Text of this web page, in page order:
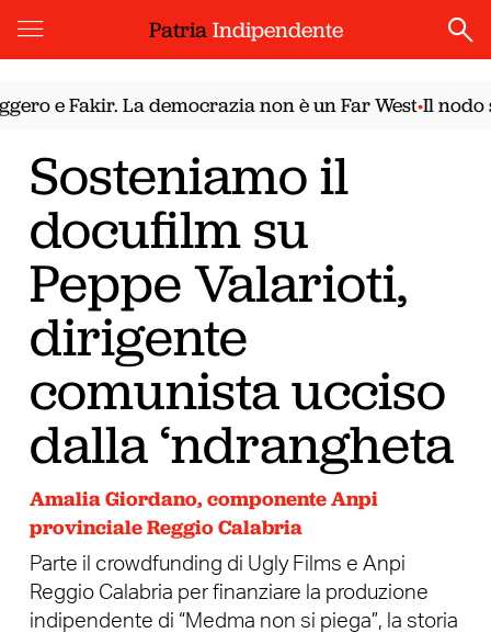
PatriaIndipendente
e Fakir. La democrazia non è un Far West•Il nodo
Sosteniamo il
docufilm su
Peppe Valarioti,
dirigente
comunista ucciso
dalla ‘ndrangheta
Amalia Giordano, componente Anpi
provinciale Reggio Calabria
Parte il crowdfunding di Ugly Films e Anpi
Reggio Calabria per finanziare la produzione
indipendente di “Medma non si piega”, la storia